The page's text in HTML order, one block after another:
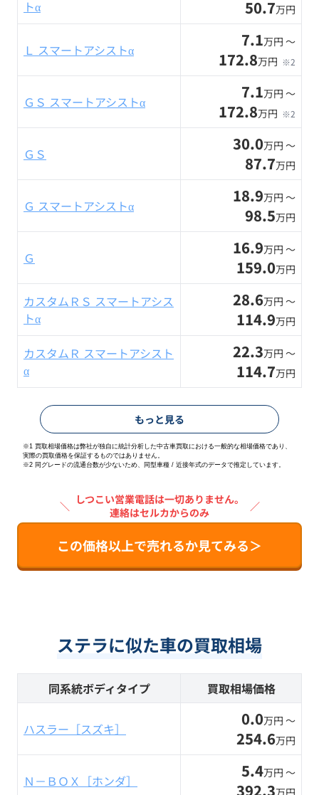
トα 50.7万円
Ｌ スマートアシストα 7.1万円 〜
172.8万円 ※2
ＧＳ スマートアシストα 7.1万円 〜
172.8万円 ※2
ＧＳ 30.0万円 〜
87.7万円
Ｇ スマートアシストα 18.9万円 〜
98.5万円
Ｇ 16.9万円 〜
159.0万円
カスタムＲＳ スマートアシス
トα
28.6万円 〜
114.9万円
カスタムＲ スマートアシスト
α
22.3万円 〜
114.7万円
もっと見る
※1 買取相場価格は弊社が独自に統計分析した中古車買取における一般的な相場価格であり、
実際の買取価格を保証するものではありません。
※2 同グレードの流通台数が少ないため、同型車種 / 近接年式のデータで推定しています。
＼
しつこい営業電話は一切ありません。
連絡はセルカからのみ
／
この価格以上で売れるか見てみる＞
ステラに似た車の買取相場
同系統ボディタイプ 買取相場価格
ハスラー［スズキ］ 0.0万円 〜
254.6万円
Ｎ－ＢＯＸ［ホンダ］ 5.4万円 〜
392.3万円